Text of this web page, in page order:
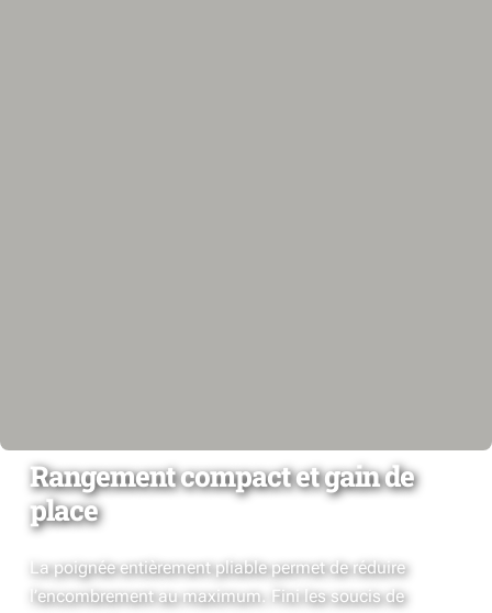
Rangement compact et gain de
place
La poignée entièrement pliable permet de réduire
l’encombrement au maximum. Fini les soucis de